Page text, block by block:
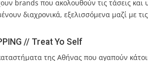
brands που ακολουθούν τις τάσεις
διαχρονικά, εξελισσόμενα μαζί με
// Treat Yo Self
της Αθήνας που αγαπούν